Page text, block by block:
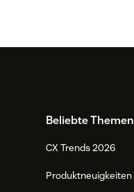
Beliebte Themen
CX Trends 2026
Produktneuigkeiten